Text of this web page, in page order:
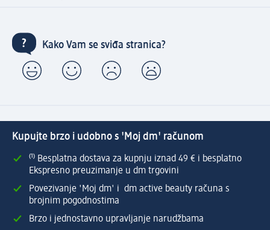
Kako Vam se sviđa stranica?
Kupujte brzo i udobno s 'Moj dm' računom
⁽¹⁾ Besplatna dostava za kupnju iznad 49 € i besplatno
Ekspresno preuzimanje u dm trgovini
Povezivanje 'Moj dm' i dm active beauty računa s
brojnim pogodnostima
Brzo i jednostavno upravljanje narudžbama